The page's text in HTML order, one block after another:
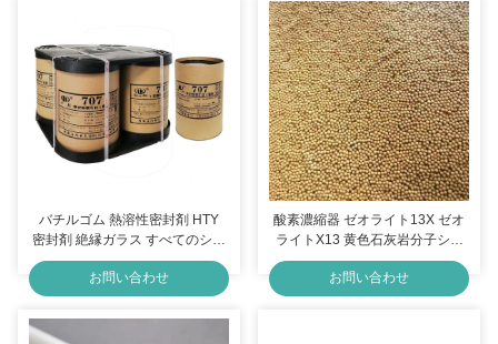
バチルゴム 熱溶性密封剤 HTY
密封剤 絶縁ガラス すべてのシナ
リオに最適
お問い合わせ
酸素濃縮器 ゼオライト13X ゼオ
ライトX13 黄色石灰岩分子シー
トベッド
お問い合わせ